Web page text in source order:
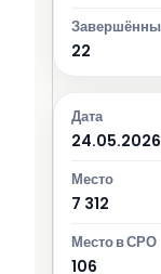
22
24.05.2026
7 312
106